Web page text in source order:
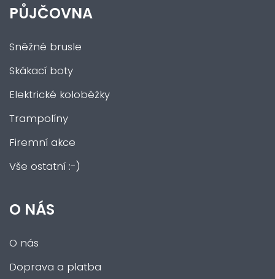
PŮJČOVNA
Sněžné brusle
Skákací boty
Elektrické koloběžky
Trampolíny
Firemní akce
Vše ostatní :-)
O NÁS
O nás
Doprava a platba